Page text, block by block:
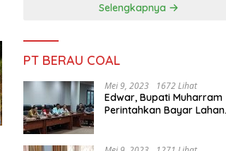
Selengkapnya
PT BERAU COAL
Mei 9, 2023 1672 Lihat
Edwar, Bupati Muharram
Perintahkan Bayar Lahan